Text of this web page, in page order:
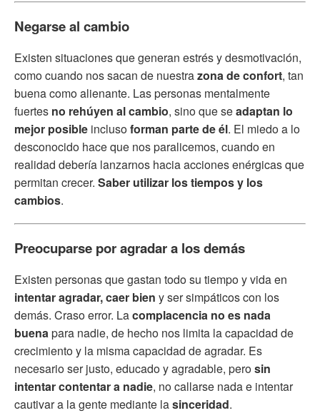
Negarse al cambio
Existen situaciones que generan estrés y desmotivación,
como cuando nos sacan de nuestrazona de confort, tan
buena como alienante. Las personas mentalmente
fuertes no rehúyen al cambio, sino que seadaptan lo
mejor posible inclusoforman parte de él. El miedo a lo
desconocido hace que nos paralicemos, cuando en
realidad debería lanzarnos hacia acciones enérgicas que
permitan crecer. Saber utilizar los tiempos y los
cambios.
Preocuparse por agradar a los demás
Existen personas que gastan todo su tiempo y vida en
intentar agradar, caer bien y ser simpáticos con los
demás. Craso error. Lacomplacencia no es nada
buenapara nadie, de hecho nos limita la capacidad de
crecimiento y la misma capacidad de agradar. Es
necesario ser justo, educado y agradable, perosin
intentar contentar a nadie, no callarse nada e intentar
cautivar a la gente mediante lasinceridad.